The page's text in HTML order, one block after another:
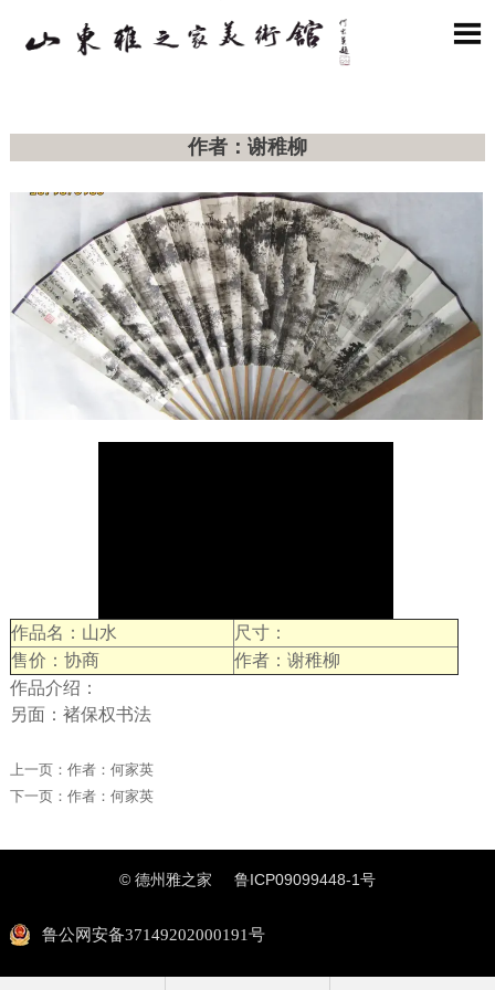

作者：谢稚柳
作品名：山水
尺寸：
售价：协商
作者：谢稚柳
作品介绍：
另面：褚保权书法
上一页： 作者：何家英
下一页： 作者：何家英
© 德州雅之家 鲁ICP09099448-1号
鲁公网安备37149202000191号